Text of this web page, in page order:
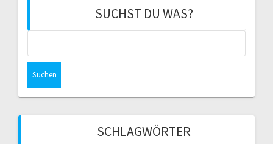
SUCHST DU WAS?
SCHLAGWÖRTER